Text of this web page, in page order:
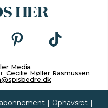
HER
Media
Cecilie Møller Rasmussen
| Ophavsret |